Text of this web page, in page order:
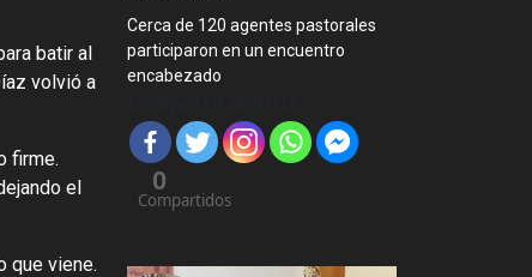
batir al
volvió a
firme.
el
que viene.
Cerca de 120 agentes pastorales
participaron en un encuentro
encabezado
0
Compartidos